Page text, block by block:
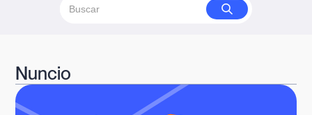
Nuncio